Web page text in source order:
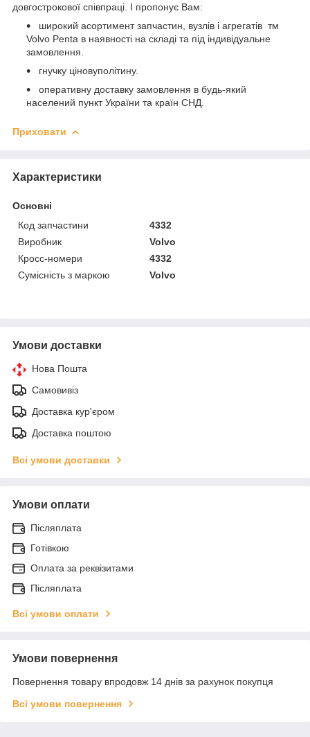
довгострокової співпраці. І пропонує Вам:
широкий асортимент запчастин, вузлів і агрегатів тм
Volvo Penta в наявності на складі та під індивідуальне
замовлення.
гнучку ціновуполітину.
оперативну доставку замовлення в будь-який
населений пункт України та країн СНД.
Приховати
Характеристики
Основні
Код запчастини
4332
Виробник
Volvo
Кросс-номери
4332
Сумісність з маркою
Volvo
Умови доставки
Нова Пошта
Самовивіз
Доставка кур'єром
Доставка поштою
Всі умови доставки
Умови оплати
Післяплата
Готівкою
Оплата за реквізитами
Післяплата
Всі умови оплати
Умови повернення
Повернення товару впродовж 14 днів за рахунок покупця
Всі умови повернення